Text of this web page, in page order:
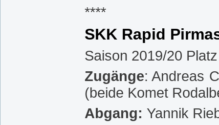
****
SKK Rapid
Saison 2019/20
Zugänge: Andreas
(beide Komet
Abgang: Yannik